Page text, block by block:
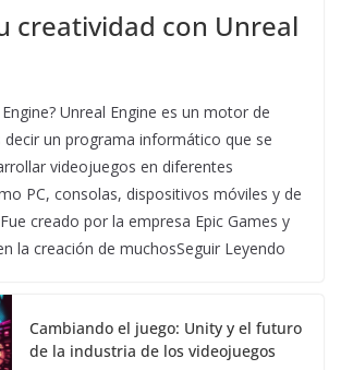
creatividad con Unreal
Unreal Engine es un motor de
un programa informático que se
videojuegos en diferentes
PC, consolas, dispositivos móviles y de
creado por la empresa Epic Games y
la creación de muchosSeguir Leyendo
Cambiando el juego: Unity y el futuro
de la industria de los videojuegos